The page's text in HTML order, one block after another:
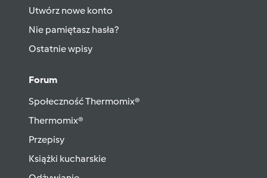
Utwórz nowe konto
Nie pamiętasz hasła?
Ostatnie wpisy
Forum
Społeczność Thermomix®
Thermomix®
Przepisy
Książki kucharskie